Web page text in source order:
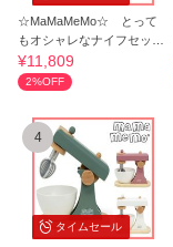
☆MaMaMeMo☆ とって
もオシャレなナイフセット
ままごと♪
¥11,809
2%OFF
タイムセール
4